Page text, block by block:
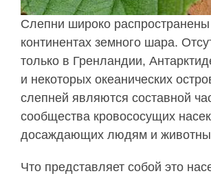
Слепни широко
континентах земного шара.
только в Гренландии,
и некоторых океанических
слепней являются составной
сообщества кровососущих
досаждающих людям и
Что представляет собой это